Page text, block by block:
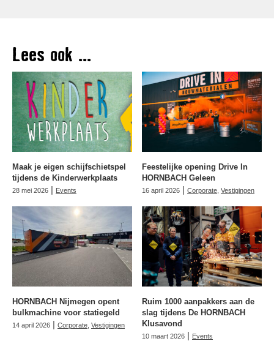
Lees ook ...
Maak je eigen schijfschietspel
tijdens de Kinderwerkplaats
28 mei 2026 | Events
Feestelijke opening Drive In
HORNBACH Geleen
16 april 2026 | Corporate Vestigingen
HORNBACH Nijmegen opent
bulkmachine voor statiegeld
14 april 2026 | Corporate Vestigingen
Ruim 1000 aanpakkers aan de
slag tijdens De HORNBACH
Klusavond
10 maart 2026 | Events